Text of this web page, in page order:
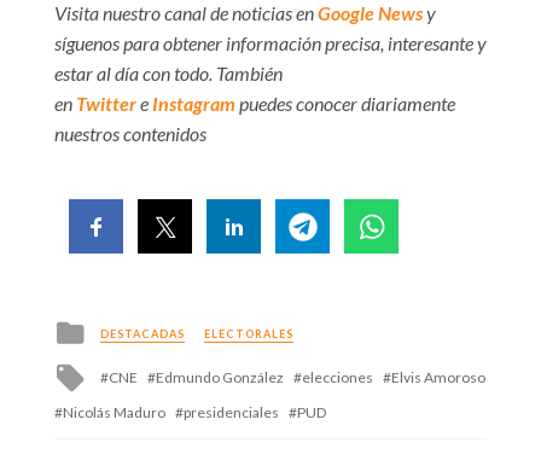
Visita nuestro canal de noticias enGoogle Newsy
síguenos para obtener información precisa, interesante y
estar al día con todo. También
en Twittere Instagram puedes conocer diariamente
nuestros contenidos
Posted
in
DESTACADAS ELECTORALES
Tagged
CNE Edmundo González elecciones
Elvis Amoroso
Nicolás Maduro
presidenciales PUD